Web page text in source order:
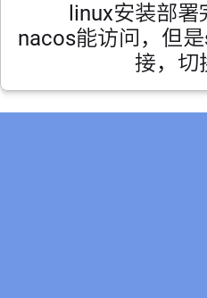
linux安装部
nacos能访问，但
接，切